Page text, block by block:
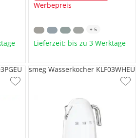
Werbepreis
+ 5
Lieferzeit: bis zu 3 Werktage
smeg Wasserkocher KLF03WHEU